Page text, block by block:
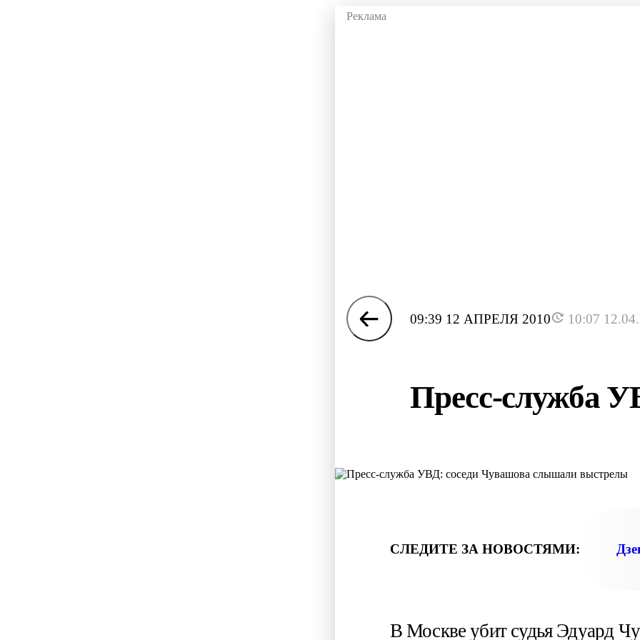
09:39 12 АПРЕЛЯ 2010 10:07
Пресс-служба
СЛЕДИТЕ ЗА НОВОСТЯМИ:
В Москве убит судья Эдуард